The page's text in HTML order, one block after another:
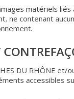
matériels liés
ne contenant
DU
accessibles